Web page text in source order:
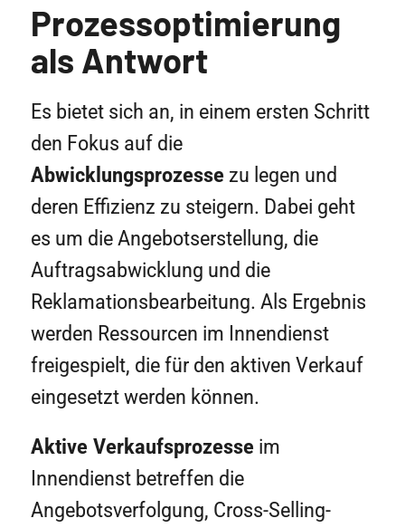
Prozessoptimierung
als Antwort
Es bietet sich an, in einem ersten Schritt
den Fokus auf die
Abwicklungsprozesse zu legen und
deren Effizienz zu steigern. Dabei geht
es um die Angebotserstellung, die
Auftragsabwicklung und die
Reklamationsbearbeitung. Als Ergebnis
werden Ressourcen im Innendienst
freigespielt, die für den aktiven Verkauf
eingesetzt werden können.
Aktive Verkaufsprozesse im
Innendienst betreffen die
Angebotsverfolgung, Cross-Selling-